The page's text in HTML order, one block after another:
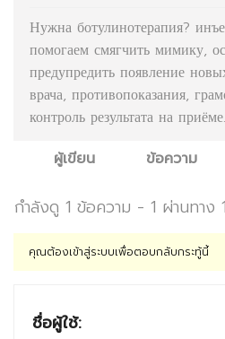
Нужна ботулинотерапия?
помогаем смягчить мимику,
предупредить появление
врача, противопоказания,
контроль результата на приёме.
ผู้เขียน
ข้อความ
กำลังดู 1 ข้อความ - 1 ผ่านทาง
คุณต้องเข้าสู่ระบบเพื่อตอบกลับกระทู้นี้
ชื่อผู้ใช้: